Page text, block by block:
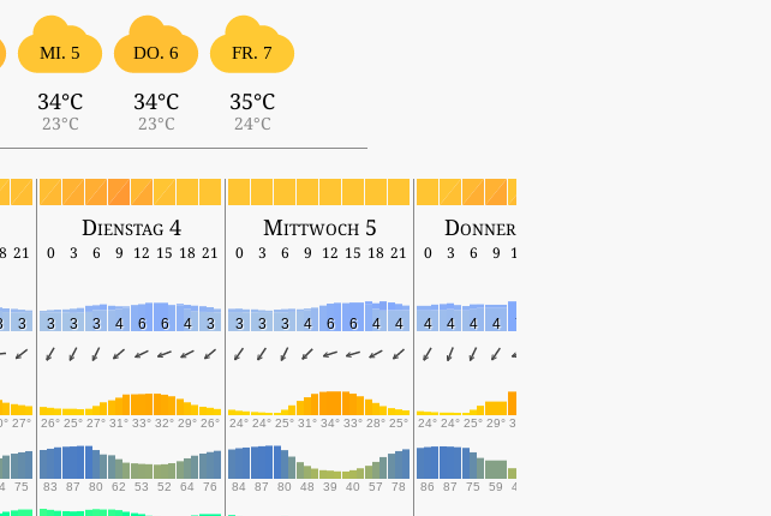
MI. 5
34°C
23°C
DO. 6
34°C
23°C
FR. 7
35°C
24°C
Dienstag 4 Mittwoch 5 Donnerstag 6
21 0 3 6 9 12 15 18 21 0 3 6 9 12 15 18 21 0 3 6 9 12
3 3 3 3 4 6 6 4 3 3 3 3 4 6 6 4 4 4 4 4 4 7
27° 26° 25° 27° 31° 33° 32° 29° 26° 24° 24° 25° 31° 34° 33° 28° 25° 24° 24° 25° 29° 34°
75 83 87 80 62 53 52 64 76 84 87 80 48 39 40 57 78 86 87 75 59 44